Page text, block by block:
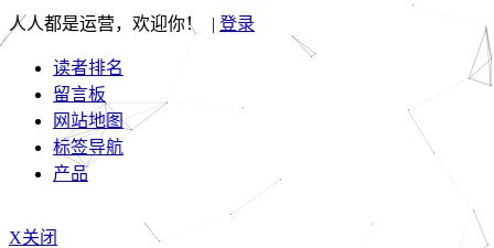
人人都是运营，欢迎你！ | 登录
读者排名
留言板
网站地图
标签导航
产品
X关闭